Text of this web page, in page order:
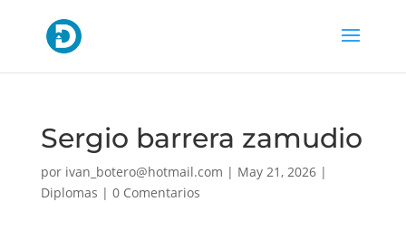
Sergio barrera zamudio
por ivan_botero@hotmail.com | May 21, 2026|
Diplomas | 0 Comentarios